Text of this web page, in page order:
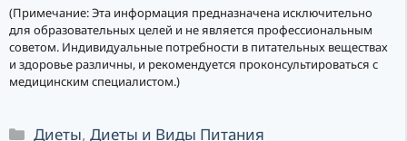
(Примечание: Эта информация предназначена исключительно
для образовательных целей и не является профессиональным
советом. Индивидуальные потребности в питательных веществах
и здоровье различны, и рекомендуется проконсультироваться с
медицинским специалистом.)
Рубрики
Диеты,Диеты и Виды Питания